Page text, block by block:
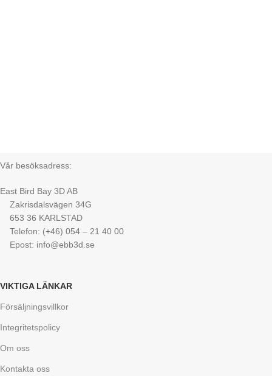
Vår besöksadress:
East Bird Bay 3D AB
Zakrisdalsvägen 34G
653 36 KARLSTAD
Telefon: (+46) 054 – 21 40 00
Epost: info@ebb3d.se
VIKTIGA LÄNKAR
Försäljningsvillkor
Integritetspolicy
Om oss
Kontakta oss